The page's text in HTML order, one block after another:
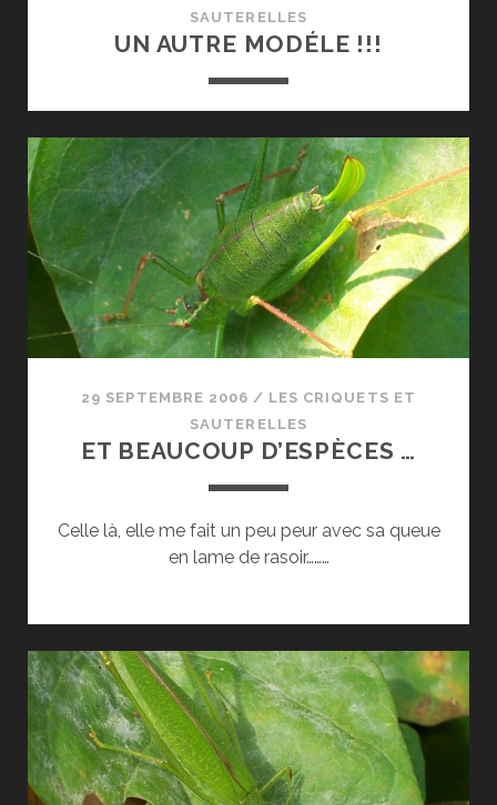
SAUTERELLES
UN AUTRE MODÉLE !!!
29 SEPTEMBRE 2006 / LES CRIQUETS ET
SAUTERELLES
ET BEAUCOUP D’ESPÈCES …
Celle là, elle me fait un peu peur avec sa queue
en lame de rasoir………